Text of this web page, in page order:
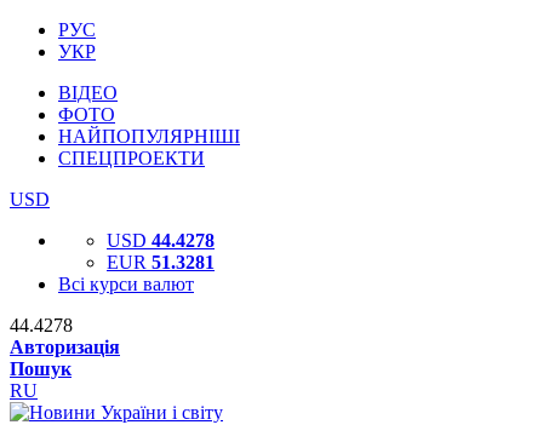
РУС
УКР
ВІДЕО
ФОТО
НАЙПОПУЛЯРНІШІ
СПЕЦПРОЕКТИ
USD
USD 44.4278
EUR 51.3281
Всі курси валют
44.4278
Авторизація
Пошук
RU